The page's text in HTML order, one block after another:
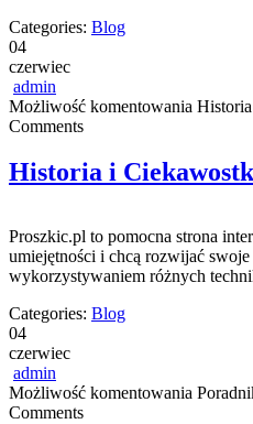
Categories: Blog
04
czerwiec
admin
Możliwość komentowania
Comments
Historia i
Proszkic.pl to pomocna strona
umiejętności i chcą rozwijać
wykorzystywaniem różnych
Categories: Blog
04
czerwiec
admin
Możliwość komentowania
Comments